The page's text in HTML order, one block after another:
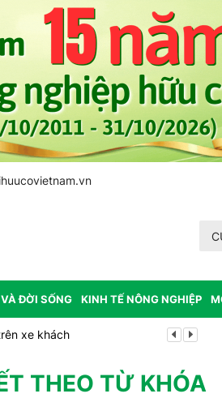
ĐỜI SỐNG KINH TẾ NÔNG NGHIỆP
xe khách Cảnh báo
THEO TỪ KHÓA